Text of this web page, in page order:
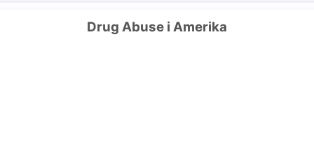
Kirurgi og procedurer
Drug Abuse i Amerika